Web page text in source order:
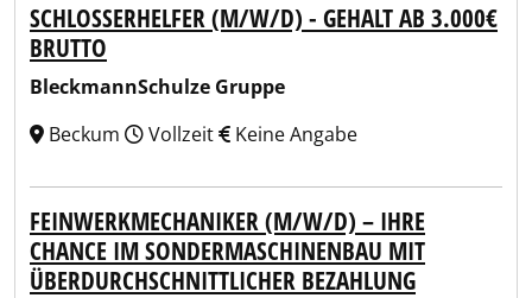
SCHLOSSERHELFER (M/W/D) - GEHALT AB 3.000€
BRUTTO
BleckmannSchulze Gruppe
Beckum
Vollzeit Keine Angabe
FEINWERKMECHANIKER (M/W/D) – IHRE
CHANCE IM SONDERMASCHINENBAU MIT
ÜBERDURCHSCHNITTLICHER BEZAHLUNG